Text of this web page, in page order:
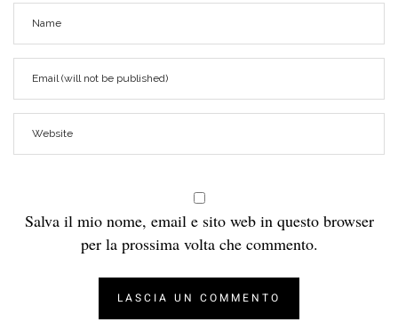
Salva il mio nome, email e sito web in questo browser
per la prossima volta che commento.